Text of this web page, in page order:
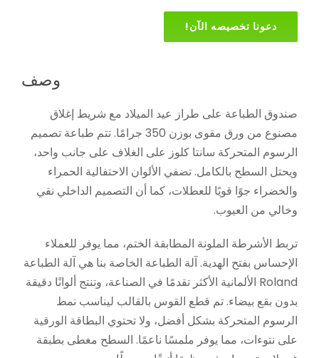
دعونا تخصيصه الآن!
وصف
صندوق الطباعة على طراز عيد الميلاد مع شريط إغلاق
مصنوع من ورق مقوى بوزن 350 جرامًا. تتم طباعة تصميم
الرسوم المتحركة سانتا كلوز على الغلاف على جانب واحد،
ويحتل السطح بالكامل. تضفي الألوان الاحتفالية الحمراء
والخضراء جوًا قويًا للعطلات، كما أن التصميم الداخلي نقي
وخالي من العيوب.
تربط الأشرطة الملونة المطابقة الختم، مما يوفر للعملاء
الإحساس بفتح الهدية. آلة الطباعة الخاصة بنا هي آلة الطباعة
Roland الألمانية الأكثر تقدمًا في الصناعة، وتنتج ألوانًا دقيقة
بدون بقع بيضاء. تم قطع القوس بالقالب ليناسب نمط
الرسوم المتحركة بشكل أفضل، ولا تحتوي البطاقة الورقية
على نتوءات، مما يوفر ملمسًا ناعمًا. السطح مغطى بطبقة